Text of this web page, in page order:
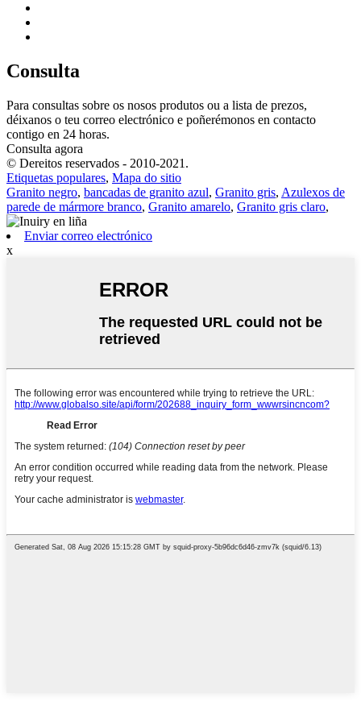
Consulta
Para consultas sobre os nosos produtos ou a lista de prezos,
déixanos o teu correo electrónico e poñerémonos en contacto
contigo en 24 horas.
Consulta agora
© Dereitos reservados - 2010-2021.
Etiquetas populares, Mapa do sitio
Granito negro, bancadas de granito azul, Granito gris, Azulexos de
parede de mármore branco, Granito amarelo, Granito gris claro,
Enviar correo electrónico
x